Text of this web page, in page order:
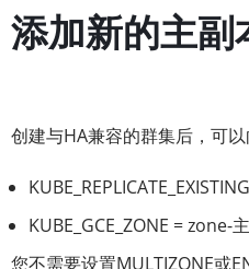
添加新的主副
创建与HA兼容的群集后，可
KUBE_GCE_ZONE =
您不需要设置MULTIZONE或